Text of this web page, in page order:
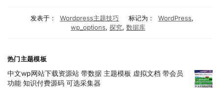
发表于： Wordpress主题技巧 标记为： WordPress,
wp_options, 探究, 数据库
热门主题模板
中文wp网站下载资源站 带数据 主题模板 虚拟文档 带会员
功能 知识付费源码 可选采集器